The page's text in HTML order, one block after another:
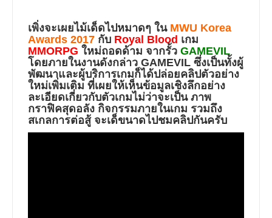
เพิ่งจะเผยไม้เด็ดไปหมาดๆ ใน MWU Korea
Awards 2017 กับ Royal Blood เกม
MMORPG ใหม่ถอดด้าม จากรั้ว GAMEVIL
โดยภายในงานดังกล่าว GAMEVIL ซึ่งเป็นทั้งผู้
พัฒนาและผู้บริการเกมก็ได้ปล่อยคลิปตัวอย่าง
ใหม่เพิ่มเติม ที่เผยให้เห็นข้อมูลเชิงลึกอย่าง
ละเอียดเกี่ยวกับตัวเกมไม่ว่าจะเป็น ภาพ
กราฟิคสุดอลัง กิจกรรมภายในเกม รวมถึง
สเกลการต่อสู้ จะเด็ขนาดไปชมคลิปกันครับ